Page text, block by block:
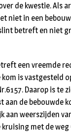
de kwestie. Als
niet in een
betreft en niet
een vreemde
is vastgesteld
Daarop is te
aan de bebouwde
aan weerszijden
met de